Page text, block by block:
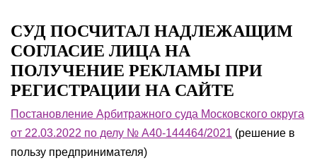
СУД ПОСЧИТАЛ НАДЛЕЖАЩИМ
СОГЛАСИЕ ЛИЦА НА
ПОЛУЧЕНИЕ РЕКЛАМЫ ПРИ
РЕГИСТРАЦИИ НА САЙТЕ
Постановление Арбитражного суда Московского округа
от 22.03.2022 по делу № А40-144464/2021 (решение в
пользу предпринимателя)